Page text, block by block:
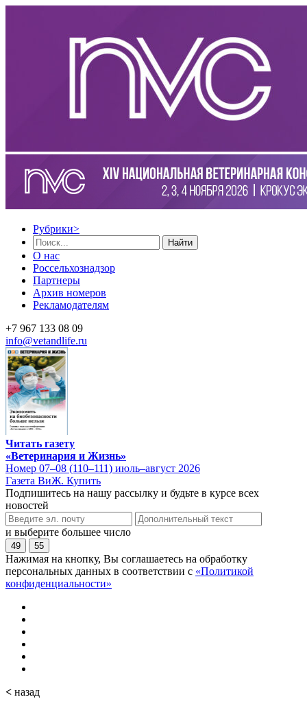
Рубрики>
Найти
О нас
Россельхознадзор
Партнеры
Архив номеров
Рекламодателям
+7 967 133 08 09
info@vetandlife.ru
Читать газету
«Ветеринария и Жизнь»
Номер 07–08 (110–111) июль–август 2026
Газета ВиЖ. Купить
Подпишитесь на нашу рассылку и будьте в курсе всех
новостей
и выберите большее число
49 55
Нажимая на кнопку, Вы соглашаетесь на обработку
персональных данных в соответствии с «Политикой
конфиденциальности»
< назад